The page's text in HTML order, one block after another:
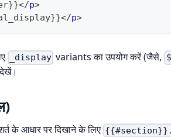
</p>
</p>
_display variants का उपयोग करें (जैसे,
के आधार पर दिखाने के लिए